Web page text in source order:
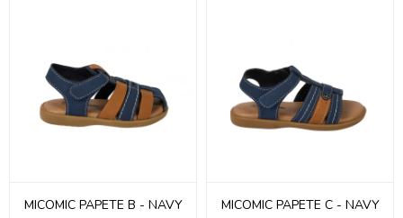
MICOMIC PAPETE B - NAVY MICOMIC PAPETE C - NAVY